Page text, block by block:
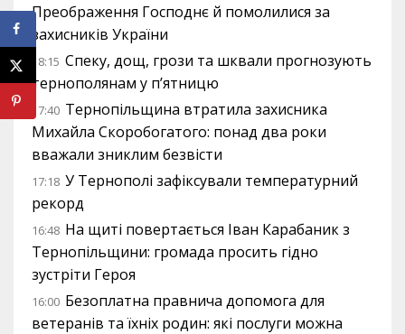
Преображення Господнє й помолилися за
захисників України
18:15 Спеку, дощ, грози та шквали прогнозують
тернополянам у п’ятницю
17:40 Тернопільщина втратила захисника
Михайла Скоробогатого: понад два роки
вважали зниклим безвісти
17:18 У Тернополі зафіксували температурний
рекорд
16:48 На щиті повертається Іван Карабаник з
Тернопільщини: громада просить гідно
зустріти Героя
16:00 Безоплатна правнича допомога для
ветеранів та їхніх родин: які послуги можна